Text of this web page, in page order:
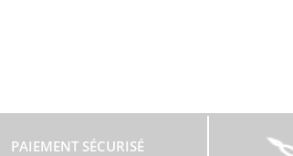
PAIEMENT SÉCURISÉ